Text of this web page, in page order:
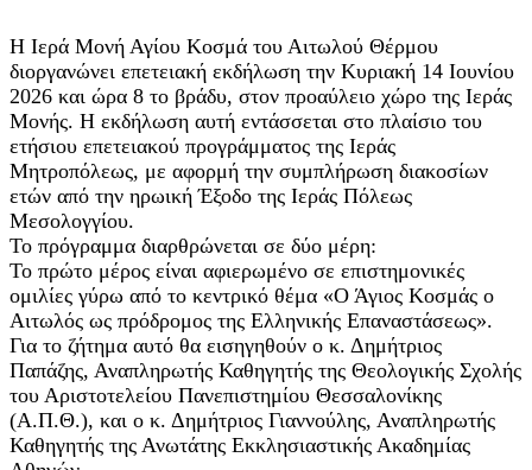
Η Ιερά Μονή Αγίου Κοσμά του Αιτωλού Θέρμου
διοργανώνει επετειακή εκδήλωση την Κυριακή 14 Ιουνίου
2026 και ώρα 8 το βράδυ, στον προαύλειο χώρο της Ιεράς
Μονής. Η εκδήλωση αυτή εντάσσεται στο πλαίσιο του
ετήσιου επετειακού προγράμματος της Ιεράς
Μητροπόλεως, με αφορμή την συμπλήρωση διακοσίων
ετών από την ηρωική Έξοδο της Ιεράς Πόλεως
Μεσολογγίου.
Το πρόγραμμα διαρθρώνεται σε δύο μέρη:
Το πρώτο μέρος είναι αφιερωμένο σε επιστημονικές
ομιλίες γύρω από το κεντρικό θέμα «Ο Άγιος Κοσμάς ο
Αιτωλός ως πρόδρομος της Ελληνικής Επαναστάσεως».
Για το ζήτημα αυτό θα εισηγηθούν ο κ. Δημήτριος
Παπάζης, Αναπληρωτής Καθηγητής της Θεολογικής Σχολής
του Αριστοτελείου Πανεπιστημίου Θεσσαλονίκης
(Α.Π.Θ.), και ο κ. Δημήτριος Γιαννούλης, Αναπληρωτής
Καθηγητής της Ανωτάτης Εκκλησιαστικής Ακαδημίας